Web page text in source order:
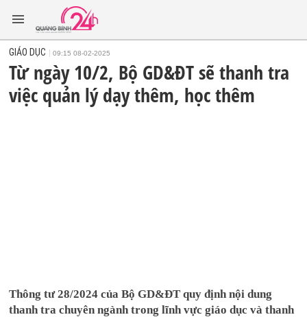
GIÁO DỤC 09:15 08-02-2025
Từ ngày 10/2, Bộ GD&ĐT sẽ thanh tra
việc quản lý dạy thêm, học thêm
Thông tư 28/2024 của Bộ GD&ĐT quy định nội dung
thanh tra chuyên ngành trong lĩnh vực giáo dục và thanh